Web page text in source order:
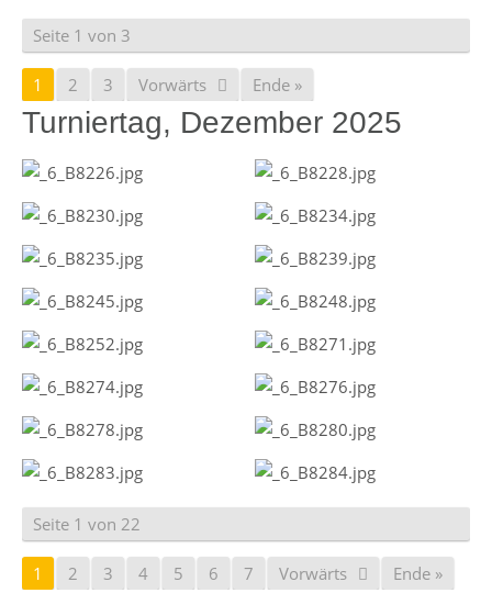
Seite 1 von 3
1 2 3 Vorwärts Ende »
Turniertag, Dezember 2025
Seite 1 von 22
1 2 3 4 5 6 7 Vorwärts Ende »